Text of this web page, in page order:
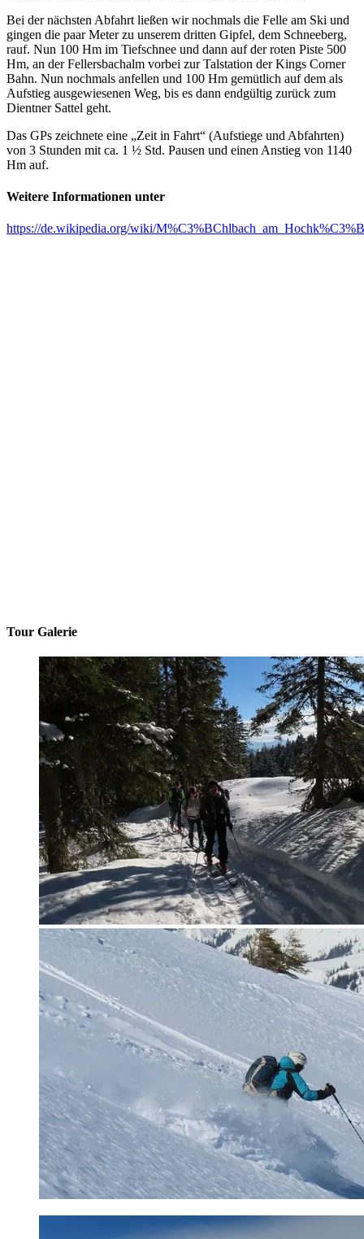
Bei der nächsten Abfahrt ließen wir nochmals die Felle am Ski und
gingen die paar Meter zu unserem dritten Gipfel, dem Schneeberg,
rauf. Nun 100 Hm im Tiefschnee und dann auf der roten Piste 500
Hm, an der Fellersbachalm vorbei zur Talstation der Kings Corner
Bahn. Nun nochmals anfellen und 100 Hm gemütlich auf dem als
Aufstieg ausgewiesenen Weg, bis es dann endgültig zurück zum
Dientner Sattel geht.
Das GPs zeichnete eine „Zeit in Fahrt“ (Aufstiege und Abfahrten)
von 3 Stunden mit ca. 1 ½ Std. Pausen und einen Anstieg von 1140
Hm auf.
Weitere Informationen unter
https://de.wikipedia.org/wiki/
Tour Galerie